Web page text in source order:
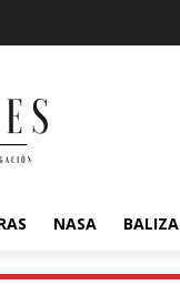
NASA BALIZA